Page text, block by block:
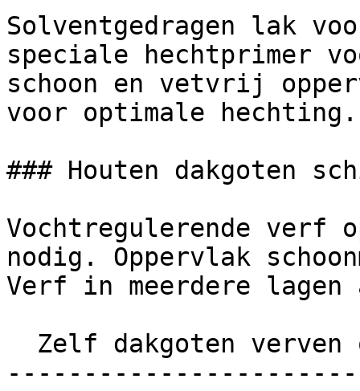
Solventgedragen lak
speciale hechtprimer
schoon en vetvrij
voor optimale hechting.
### Houten dakgoten
Vochtregulerende verf
nodig. Oppervlak
Verf in meerdere lagen